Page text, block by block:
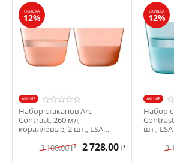
СКИДКА
12%
AКЦИЯ
Набор стаканов Arc
Contrast, 260 мл,
коралловые, 2 шт., LSA
3 100.00 Р 2 728.00 Р
СКИДКА
12%
AКЦИЯ
Набор
шт.,
3